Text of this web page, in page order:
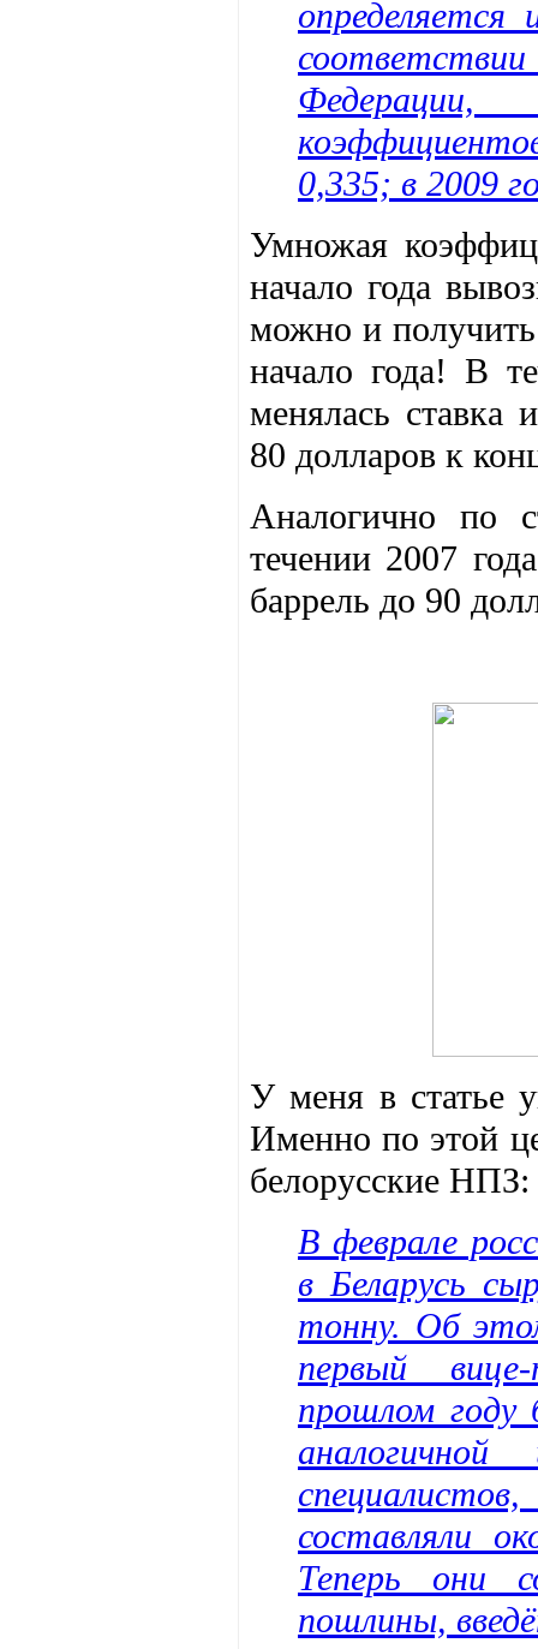
определяется
0,335; в 2009
Умножая
начало года
можно и
начало года! В
менялась ставка
80 долларов к
Аналогично по
течении 2007
баррель до 90
У меня в статье
Именно по этой
белорусские НПЗ:
В феврале
в Беларусь
тонну. Об
первый
прошлом году
составляли
Теперь они
пошлины,